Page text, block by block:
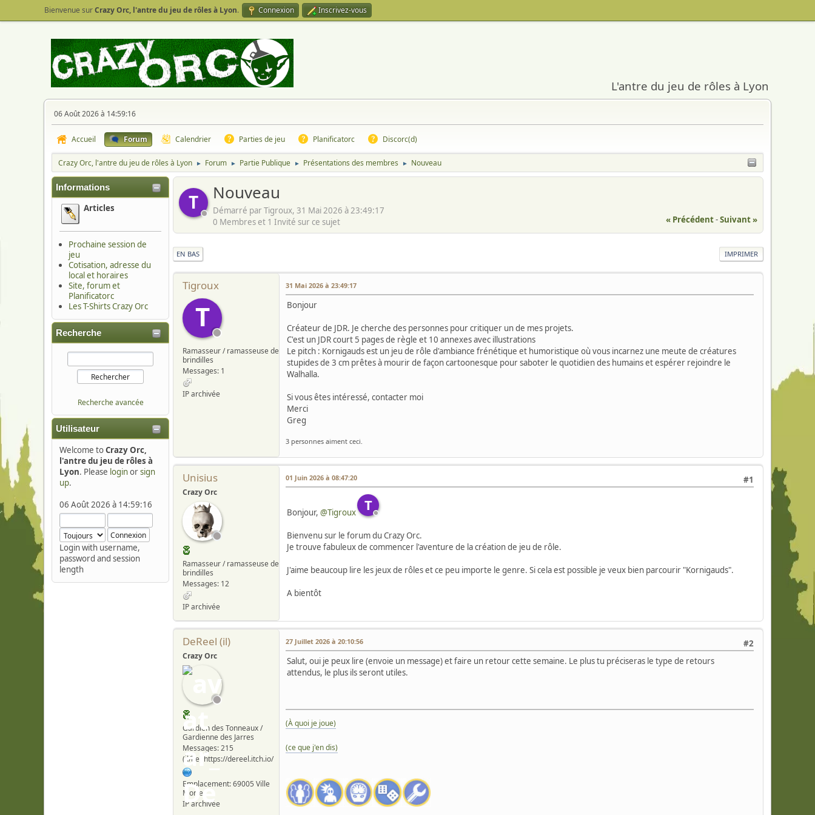
Bienvenue surCrazy Orc, l'antre du jeu de rôles à Lyon. Connexion Inscrivez-vous
L'antre du jeu de rôles à Lyon
06 Août 2026 à 14:59:16
Accueil Forum Calendrier Parties de jeu Planificatorc Discorc(d)
Crazy Orc, l'antre du jeu de rôles à Lyon ► Forum ► Partie Publique ► Présentations des membres ► Nouveau
Informations
Articles
Prochaine session de
jeu
Cotisation, adresse du
local et horaires
Site, forum et
Planificatorc
Les T-Shirts Crazy Orc
Recherche
Recherche avancée
Utilisateur
Welcome toCrazy Orc,
l'antre du jeu de rôles à
Lyon. Please loginorsign
up.
06 Août 2026 à 14:59:16
Login with username,
password and session
length
T Nouveau
Démarré par Tigroux, 31 Mai 2026 à 23:49:17
« Précédent-Suivant »
0 Membres et 1 Invité sur ce sujet
IMPRIMER
EN BAS
Tigroux
T
Ramasseur / ramasseuse de
brindilles
Messages: 1
IP archivée
31 Mai 2026 à 23:49:17
Bonjour
Créateur de JDR. Je cherche des personnes pour critiquer un de mes projets.
C'est un JDR court 5 pages de règle et 10 annexes avec illustrations
Le pitch : Kornigauds est un jeu de rôle d'ambiance frénétique et humoristique où vous incarnez une meute de créatures
stupides de 3 cm prêtes à mourir de façon cartoonesque pour saboter le quotidien des humains et espérer rejoindre le
Walhalla.
Si vous êtes intéressé, contacter moi
Merci
Greg
3 personnes aiment ceci.
Unisius
Crazy Orc
Ramasseur / ramasseuse de
brindilles
Messages: 12
IP archivée
#1
01 Juin 2026 à 08:47:20
Bonjour, @Tigroux T
Bienvenu sur le forum du Crazy Orc.
Je trouve fabuleux de commencer l'aventure de la création de jeu de rôle.
J'aime beaucoup lire les jeux de rôles et ce peu importe le genre. Si cela est possible je veux bien parcourir "Kornigauds".
A bientôt
DeReel (il)
Crazy Orc
Gardien des Tonneaux /
Gardienne des Jarres
Messages: 215
(il/he) https://dereel.itch.io/
Emplacement: 69005 Ville
Morte
IP archivée
#2
27 Juillet 2026 à 20:10:56
Salut, oui je peux lire (envoie un message) et faire un retour cette semaine. Le plus tu préciseras le type de retours
attendus, le plus ils seront utiles.
(À quoi je joue)
(ce que j'en dis)